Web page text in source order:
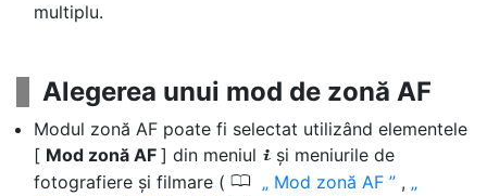
multiplu.
Alegerea unui mod de zonă AF
Modul zonă AF poate fi selectat utilizând elementele
[ Mod zonă AF ] din meniul i și meniurile de
fotografiere și filmare ( 0 Mod zonă AF
,